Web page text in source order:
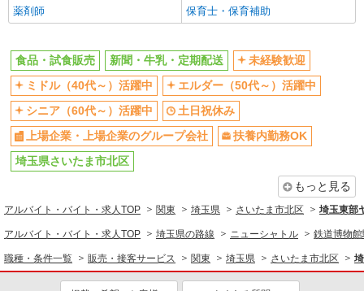
未経験歓迎
ミドル（40代～）活躍中
社
扶養内勤務OK
薬剤師
保育士・保育補助
食品・試食販売 新聞・牛乳・定期配送
未経験歓迎
ミドル（40代～）活躍中
エルダー（50代～）活躍中
シニア（60代～）活躍中
土日祝休み
上場企業・上場企業のグループ会社
扶養内勤務OK
埼玉県さいたま市北区
もっと見る
アルバイト・バイト・求人TOP 関東 埼玉県 さいたま市北区 埼玉東部
アルバイト・バイト・求人TOP 埼玉県の路線 ニューシャトル 鉄道博物
職種・条件一覧 販売・接客サービス 関東 埼玉県 さいたま市北区